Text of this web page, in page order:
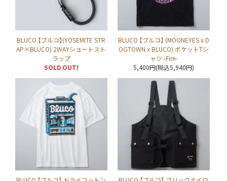
BLUCO 【ブルコ】(YOSEMITE STR
AP×BLUCO) 2WAYショートスト
ラップ
SOLD OUT!
BLUCO 【ブルコ】 (MOONEYES x D
OGTOWN x BLUCO) ポケットTシ
ャツ -Fire-
5,400円(税込5,940円)